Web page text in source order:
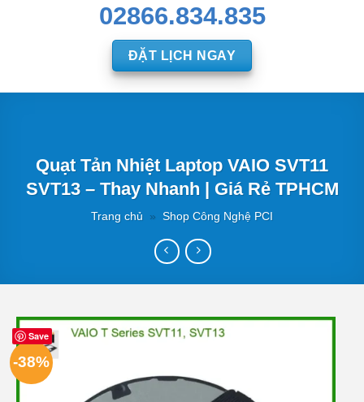
02866.834.835
ĐẶT LỊCH NGAY
Quạt Tản Nhiệt Laptop VAIO SVT11
SVT13 – Thay Nhanh | Giá Rẻ TPHCM
Trang chủ » Shop Công Nghệ PCI
Save
-38%